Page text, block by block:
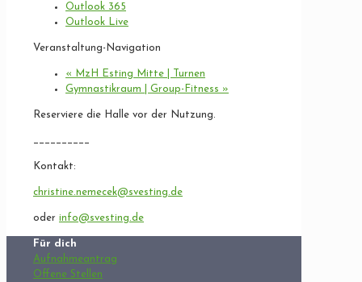
Outlook 365
Outlook Live
Veranstaltung-Navigation
« MzH Esting Mitte | Turnen
Gymnastikraum | Group-Fitness »
Reserviere die Halle vor der Nutzung.
__________
Kontakt:
christine.nemecek@svesting.de
oder info@svesting.de
Für dich
Aufnahmeantrag
Offene Stellen